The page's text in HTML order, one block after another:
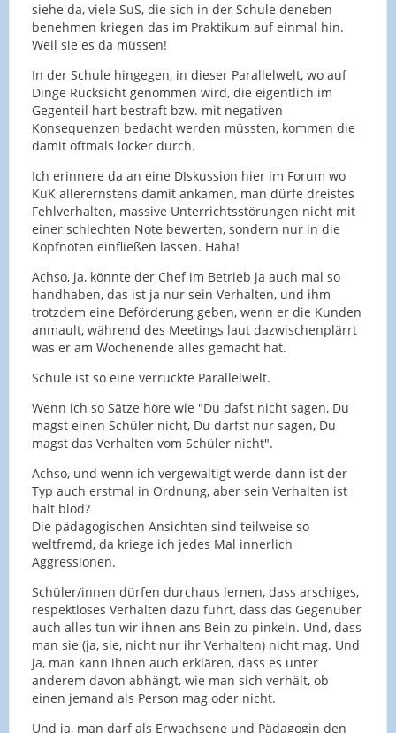
allerdings sind die Folgen erst einmal nur in
meinem Unterricht spürbar. Zu viele KollegInnen
ziehen am Ende noch den Schwanz ein wegen
"Zukunft verbauen" oder keine Lust eine Lern- und
Förderempfehlung zu schreiben o.ä.
siehe da, viele SuS, die sich in der Schule deneben
benehmen kriegen das im Praktikum auf einmal hin.
Weil sie es da müssen!
In der Schule hingegen, in dieser Parallelwelt, wo auf
Dinge Rücksicht genommen wird, die eigentlich im
Gegenteil hart bestraft bzw. mit negativen
Konsequenzen bedacht werden müssten, kommen die
damit oftmals locker durch.
Ich erinnere da an eine DIskussion hier im Forum wo
KuK allerernstens damit ankamen, man dürfe dreistes
Fehlverhalten, massive Unterrichtsstörungen nicht mit
einer schlechten Note bewerten, sondern nur in die
Kopfnoten einfließen lassen. Haha!
Achso, ja, könnte der Chef im Betrieb ja auch mal so
handhaben, das ist ja nur sein Verhalten, und ihm
trotzdem eine Beförderung geben, wenn er die Kunden
anmault, während des Meetings laut dazwischenplärrt
was er am Wochenende alles gemacht hat.
Schule ist so eine verrückte Parallelwelt.
Wenn ich so Sätze höre wie "Du dafst nicht sagen, Du
magst einen Schüler nicht, Du darfst nur sagen, Du
magst das Verhalten vom Schüler nicht".
Achso, und wenn ich vergewaltigt werde dann ist der
Typ auch erstmal in Ordnung, aber sein Verhalten ist
halt blöd?
Die pädagogischen Ansichten sind teilweise so
weltfremd, da kriege ich jedes Mal innerlich
Aggressionen.
Schüler/innen dürfen durchaus lernen, dass arschiges,
respektloses Verhalten dazu führt, dass das Gegenüber
auch alles tun wir ihnen ans Bein zu pinkeln. Und, dass
man sie (ja, sie, nicht nur ihr Verhalten) nicht mag. Und
ja, man kann ihnen auch erklären, dass es unter
anderem davon abhängt, wie man sich verhält, ob
einen jemand als Person mag oder nicht.
Und ja, man darf als Erwachsene und Pädagogin den